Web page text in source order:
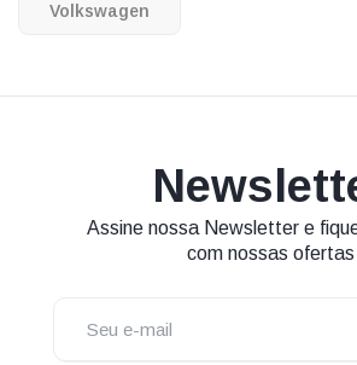
Volkswagen
Assine nossa Newsletter e
com nossas ofertas